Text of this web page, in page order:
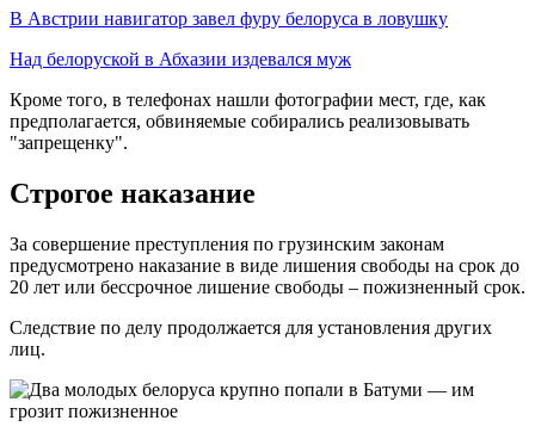
В Австрии навигатор завел фуру белоруса в ловушку
Над белоруской в Абхазии издевался муж
Кроме того, в телефонах нашли фотографии мест, где, как
предполагается, обвиняемые собирались реализовывать
"запрещенку".
Строгое наказание
За совершение преступления по грузинским законам
предусмотрено наказание в виде лишения свободы на срок до
20 лет или бессрочное лишение свободы – пожизненный срок.
Следствие по делу продолжается для установления других
лиц.